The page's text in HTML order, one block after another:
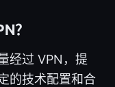
？
经过 VPN，提
的技术配置和合